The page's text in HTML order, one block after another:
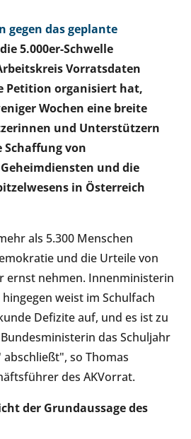
gegen das geplante
die 5.000er-Schwelle
Vorratsdaten
Petition organisiert hat,
Wochen eine breite
und Unterstützern
Schaffung von
und die
in Österreich
als 5.300 Menschen
und die Urteile von
ernst nehmen. Innenministerin
weist im Schulfach
Defizite auf, und es ist zu
das Schuljahr
so Thomas
des AKVorrat.
der Grundaussage des